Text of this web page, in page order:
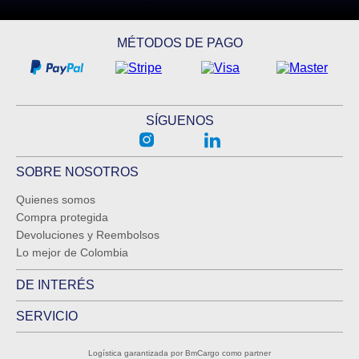
MÉTODOS DE PAGO
SÍGUENOS
SOBRE NOSOTROS
Quienes somos
Compra protegida
Devoluciones y Reembolsos
Lo mejor de Colombia
DE INTERÉS
SERVICIO
Logística garantizada por BmCargo como partner